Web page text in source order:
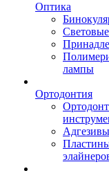
Оптика
лампы
Ортодонтия